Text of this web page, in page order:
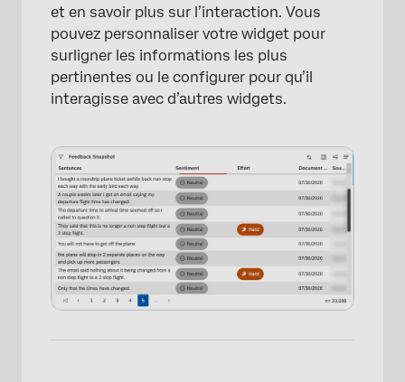
Comprendre l’affichage des documents
Résumés automatisés
Filtres disponibles pour les observateurs du
Tableau de bord
un autre
FAQs
et en savoir plus sur l’interaction. Vous
pouvez personnaliser votre widget pour
surligner les informations les plus
pertinentes ou le configurer pour qu’il
interagisse avec d’autres widgets.